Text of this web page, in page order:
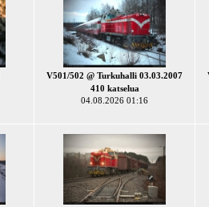
V501/502 @ Turkuhalli 03.03.2007
410 katselua
04.08.2026 01:16